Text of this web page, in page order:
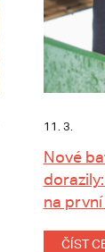
11. 3.
Nové
na
ČÍST